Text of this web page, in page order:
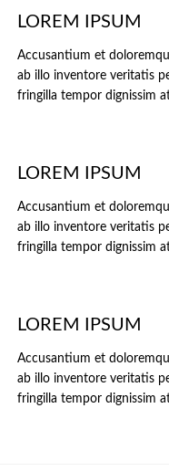
LOREM IPSUM
Accusantium et
ab illo inventore veritatis
fringilla tempor dignissim
LOREM IPSUM
Accusantium et
ab illo inventore veritatis
fringilla tempor dignissim
LOREM IPSUM
Accusantium et
ab illo inventore veritatis
fringilla tempor dignissim